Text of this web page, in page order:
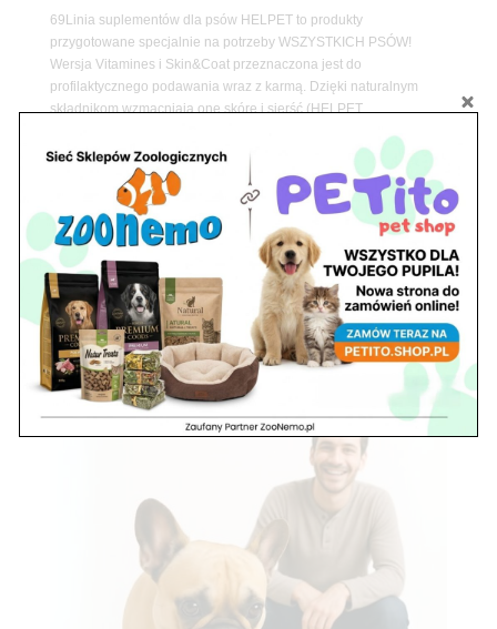
69Linia suplementów dla psów HELPET to produkty
przygotowane specjalnie na potrzeby WSZYSTKICH PSÓW!
Wersja Vitamines i Skin&Coat przeznaczona jest do
profilaktycznego podawania wraz z karmą. Dzięki naturalnym
składnikom wzmacniają one skórę i sierść (HELPET...
« Starsze wpisy